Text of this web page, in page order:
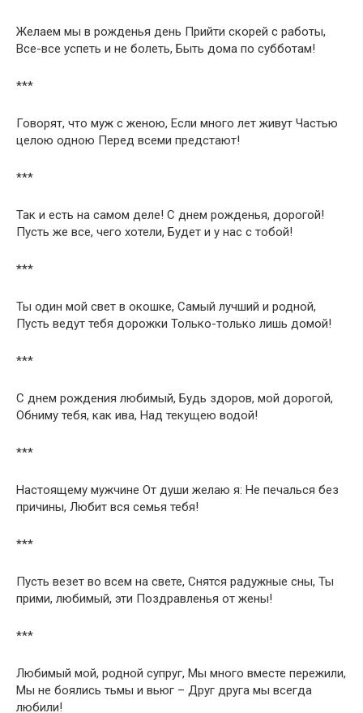
Желаем мы в рожденья день Прийти скорей с работы,
Все-все успеть и не болеть, Быть дома по субботам!
***
Говорят, что муж с женою, Если много лет живут Частью
целою одною Перед всеми предстают!
***
Так и есть на самом деле! С днем рожденья, дорогой!
Пусть же все, чего хотели, Будет и у нас с тобой!
***
Ты один мой свет в окошке, Самый лучший и родной,
Пусть ведут тебя дорожки Только-только лишь домой!
***
С днем рождения любимый, Будь здоров, мой дорогой,
Обниму тебя, как ива, Над текущею водой!
***
Настоящему мужчине От души желаю я: Не печалься без
причины, Любит вся семья тебя!
***
Пусть везет во всем на свете, Снятся радужные сны, Ты
прими, любимый, эти Поздравленья от жены!
***
Любимый мой, родной супруг, Мы много вместе пережили,
Мы не боялись тьмы и вьюг – Друг друга мы всегда
любили!